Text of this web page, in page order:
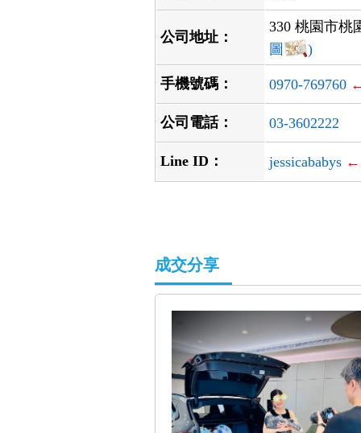
公司地址：
330 桃園市桃
圖
)
手機號碼： 0970-769760
公司電話： 03-3602222
Line ID： jessicababys ←
成交分享